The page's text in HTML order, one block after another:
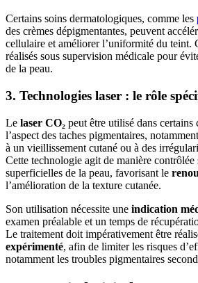
Certains soins dermatologiques, comme les
des crèmes dépigmentantes, peuvent
cellulaire et améliorer l’uniformité du teint.
réalisés sous supervision médicale pour
de la peau.
3. Technologies laser : le rôle
Le laser CO₂ peut être utilisé dans
l’aspect des taches pigmentaires,
à un vieillissement cutané ou à des
Cette technologie agit de manière contrôlée
superficielles de la peau, favorisant le
l’amélioration de la texture cutanée.
Son utilisation nécessite une indication
examen préalable et un temps de
Le traitement doit impérativement être
expérimenté, afin de limiter les risques
notamment les troubles pigmentaires